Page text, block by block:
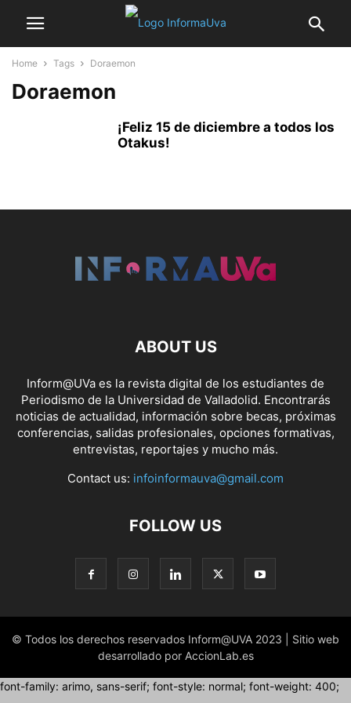
Home Tags Doraemon
Doraemon
¡Feliz 15 de diciembre a todos los
Otakus!
ABOUT US
Inform@UVa es la revista digital de los estudiantes de
Periodismo de la Universidad de Valladolid. Encontrarás
noticias de actualidad, información sobre becas, próximas
conferencias, salidas profesionales, opciones formativas,
entrevistas, reportajes y mucho más.
Contact us: infoinformauva@gmail.com
FOLLOW US
© Todos los derechos reservados Inform@UVA 2023 | Sitio web
desarrollado por AccionLab.es
font-family: arimo, sans-serif; font-style: normal; font-weight: 400;